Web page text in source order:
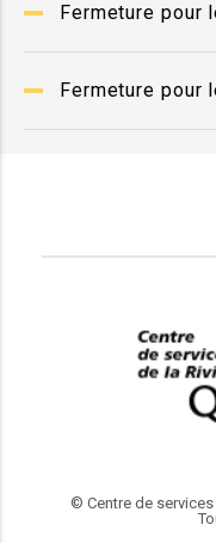
Fermeture pour
Fermeture pour
© Centre de